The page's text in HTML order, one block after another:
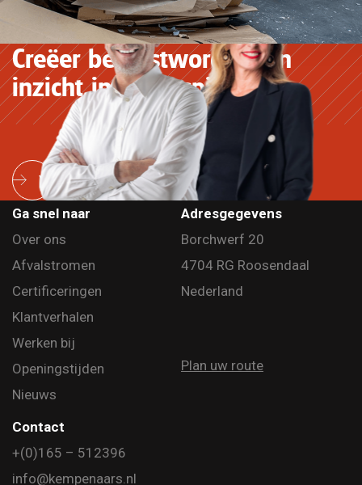
Creëer bewustwording en
inzicht in je verspilling
Vraag een afvalscan aan
Ga snel naar
Over ons
Afvalstromen
Certificeringen
Klantverhalen
Werken bij
Openingstijden
Nieuws
Adresgegevens
Borchwerf 20
4704 RG Roosendaal
Nederland
Plan uw route
Contact
+(0)165 – 512396
info@kempenaars.nl